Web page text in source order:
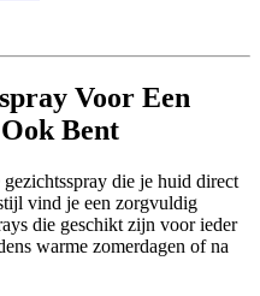
Voor Een
Bent
die je huid direct
vind je een zorgvuldig
die geschikt zijn voor ieder
warme zomerdagen of na